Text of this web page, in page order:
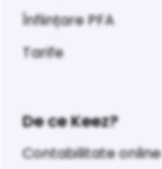
Înființare PFA
Tarife
De ce Keez?
Contabilitate online